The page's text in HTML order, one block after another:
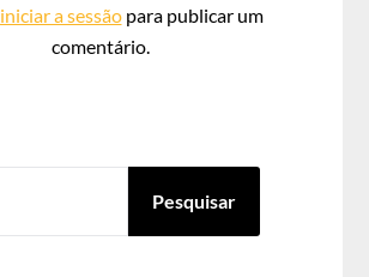
iniciar a sessãopara publicar um
comentário.
Pesquisar